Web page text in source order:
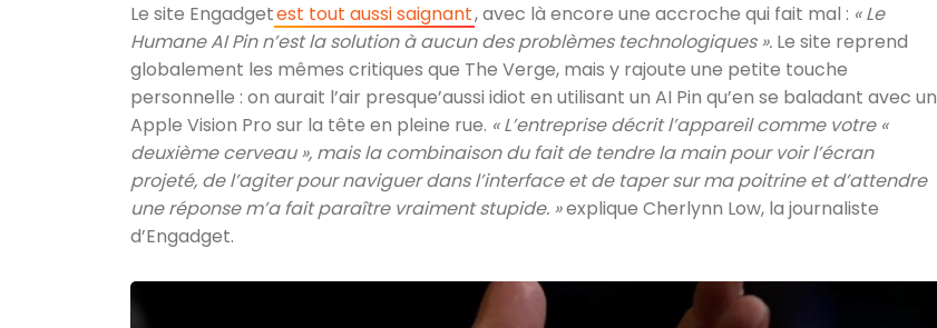
Le site Engadgetest tout aussi saignant, avec là encore une accroche qui fait mal : « Le
Humane AI Pin n’est la solution à aucun des problèmes technologiques ». Le site reprend
globalement les mêmes critiques que The Verge, mais y rajoute une petite touche
personnelle : on aurait l’air presque’aussi idiot en utilisant un AI Pin qu’en se baladant avec un
Apple Vision Pro sur la tête en pleine rue. « L’entreprise décrit l’appareil comme votre «
deuxième cerveau », mais la combinaison du fait de tendre la main pour voir l’écran
projeté, de l’agiter pour naviguer dans l’interface et de taper sur ma poitrine et d’attendre
une réponse m’a fait paraître vraiment stupide. »explique Cherlynn Low, la journaliste
d’Engadget.